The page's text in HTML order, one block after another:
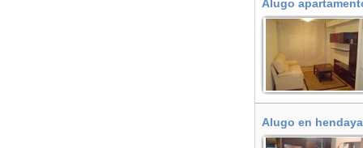
Alugo
Alugo en